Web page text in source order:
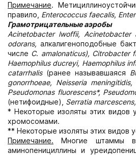
Примечание.
правило, Enterococcus faecalis,
Грамотрицательные аэробы
Acinetobacter lwoffii, Acinetobacter
odorans, алкалигеноподобные
числе С. amalonaticus), Citrobacter
Haemophilus ducreyi, Haemophilus
catarrhalis(ранее называвшаяся
gonorrhoeae, Neisseria
Pseudomonas fluorescens*,
(нетифоидные), Serratia
* Некоторые изоляты этих видов
хромосомами.
** Некоторые изоляты этих видов
Примечание. Многие штаммы
аминопенициллины и